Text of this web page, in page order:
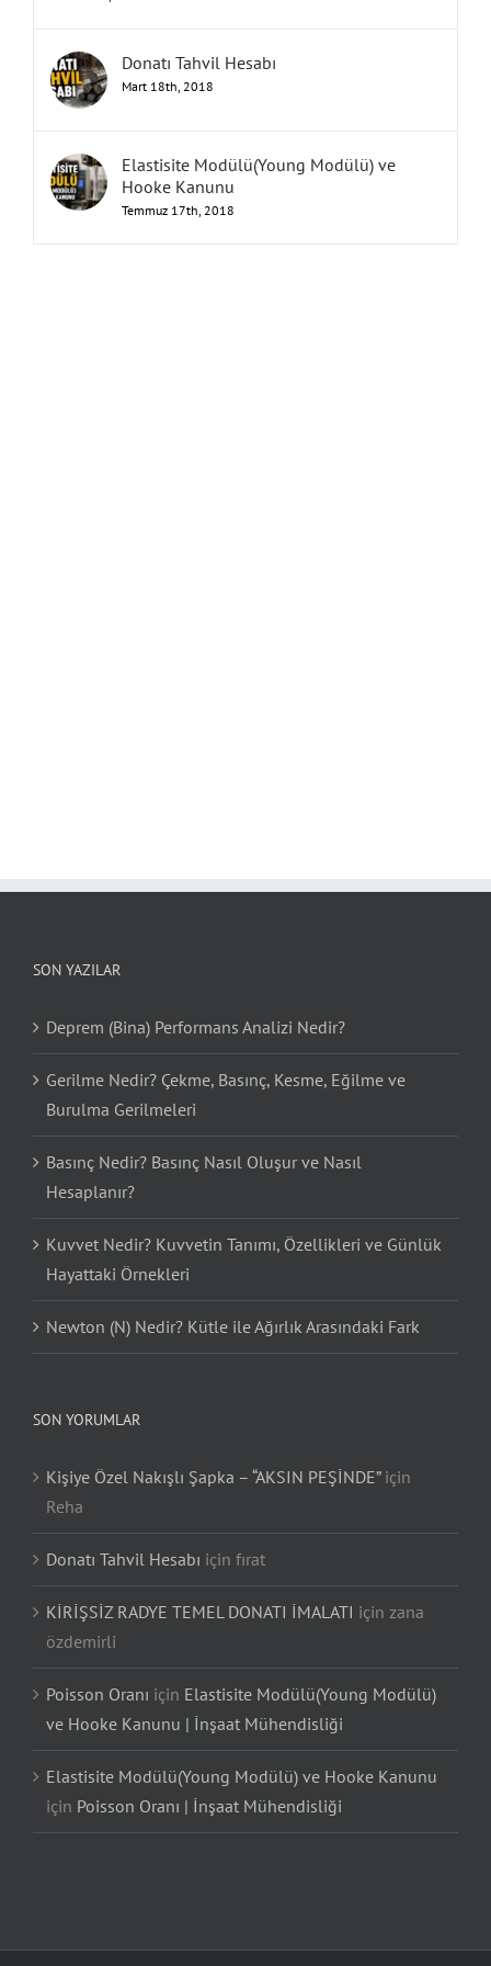
Donatı Tahvil Hesabı
Mart 18th, 2018
Elastisite Modülü(Young Modülü) ve
Hooke Kanunu
Temmuz 17th, 2018
SON YAZILAR
Deprem (Bina) Performans Analizi Nedir?
Gerilme Nedir? Çekme, Basınç, Kesme, Eğilme ve
Burulma Gerilmeleri
Basınç Nedir? Basınç Nasıl Oluşur ve Nasıl
Hesaplanır?
Kuvvet Nedir? Kuvvetin Tanımı, Özellikleri ve Günlük
Hayattaki Örnekleri
Newton (N) Nedir? Kütle ile Ağırlık Arasındaki Fark
SON YORUMLAR
Kişiye Özel Nakışlı Şapka – “AKSIN PEŞİNDE”için
Reha
Donatı Tahvil Hesabı için fırat
KİRİŞSİZ RADYE TEMEL DONATI İMALATI için zana
özdemirli
Poisson Oranı için Elastisite Modülü(Young Modülü)
ve Hooke Kanunu | İnşaat Mühendisliği
Elastisite Modülü(Young Modülü) ve Hooke Kanunu
için Poisson Oranı | İnşaat Mühendisliği